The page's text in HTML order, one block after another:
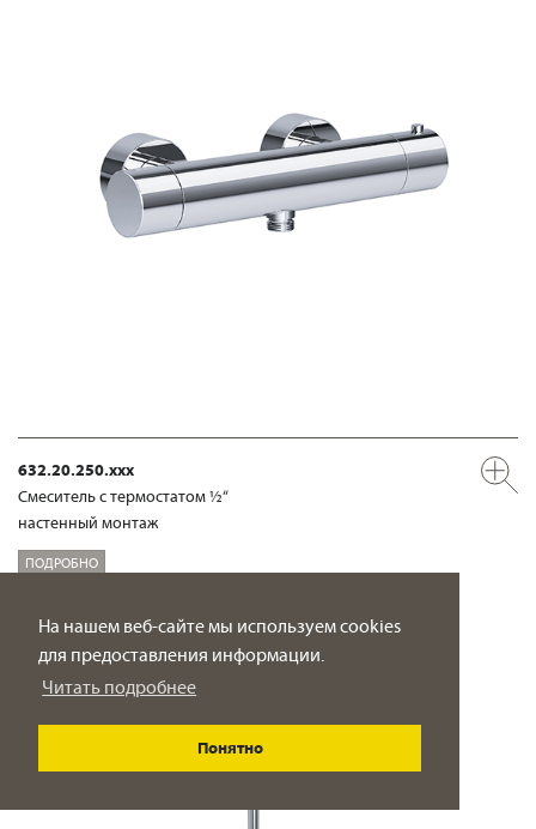
На нашем веб-сайте мы используем cookies
для предоставления информации.
Читать подробнее
Понятно
632.20.250.xxx
Смеситель с термостатом ½“
настенный монтаж
ПОДРОБНО